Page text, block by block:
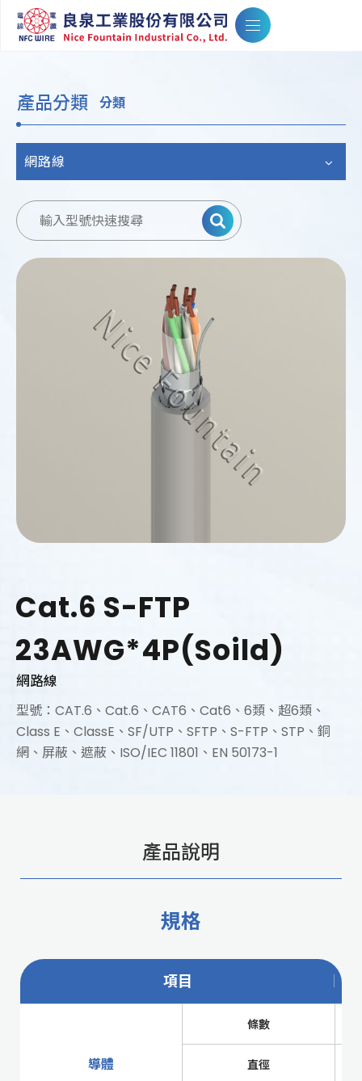
產品分類 分類
網路線
Cat.6 S-FTP
23AWG*4P(Soild)
網路線
型號：CAT.6、Cat.6、CAT6、Cat6、6類、超6類、
Class E、ClassE、SF/UTP、SFTP、S-FTP、STP、銅
網、屏蔽、遮蔽、ISO/IEC 11801、EN 50173-1
產品說明
規格
項目
導體
條數
直徑